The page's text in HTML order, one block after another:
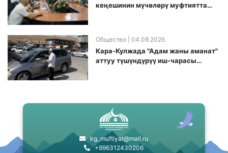
кеӊешинин мүчөлөрү муфтиятта
Общество | 04.08.2026
Кара-Кулжада "Адам жаны аманат"
аттуу түшүндүрүү иш-чарасы
kg_muftiyat@mail.ru
+996312430206